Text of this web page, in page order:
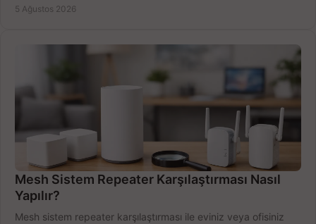
5 Ağustos 2026
Mesh Sistem Repeater Karşılaştırması Nasıl
Yapılır?
Mesh sistem repeater karşılaştırması ile eviniz veya ofisiniz